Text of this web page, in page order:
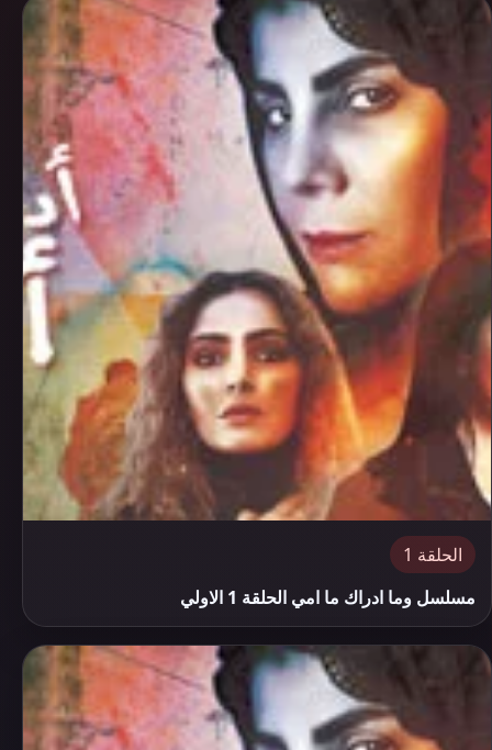
الحلقة 1
مسلسل وما ادراك ما امي الحلقة 1 الاولي